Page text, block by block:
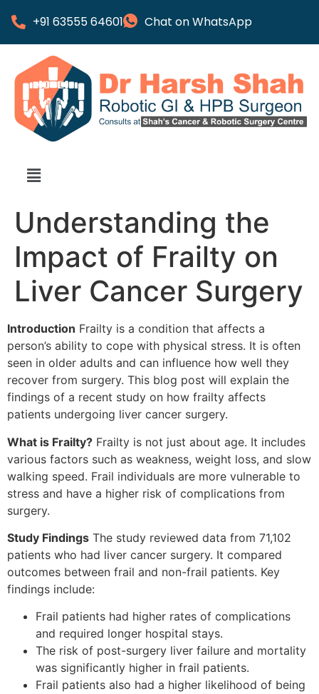
+91 63555 64601 Chat on WhatsApp
Understanding the
Impact of Frailty on
Liver Cancer Surgery
Introduction Frailty is a condition that affects a
person’s ability to cope with physical stress. It is often
seen in older adults and can influence how well they
recover from surgery. This blog post will explain the
findings of a recent study on how frailty affects
patients undergoing liver cancer surgery.
What is Frailty? Frailty is not just about age. It includes
various factors such as weakness, weight loss, and slow
walking speed. Frail individuals are more vulnerable to
stress and have a higher risk of complications from
surgery.
Study Findings The study reviewed data from 71,102
patients who had liver cancer surgery. It compared
outcomes between frail and non-frail patients. Key
findings include:
Frail patients had higher rates of complications
and required longer hospital stays.
The risk of post-surgery liver failure and mortality
was significantly higher in frail patients.
Frail patients also had a higher likelihood of being